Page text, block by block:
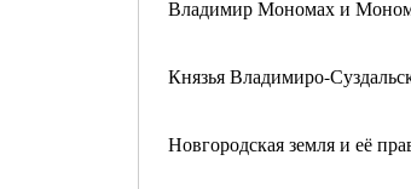
Владимир Мономах и
Князья Владимиро-
Новгородская земля и её